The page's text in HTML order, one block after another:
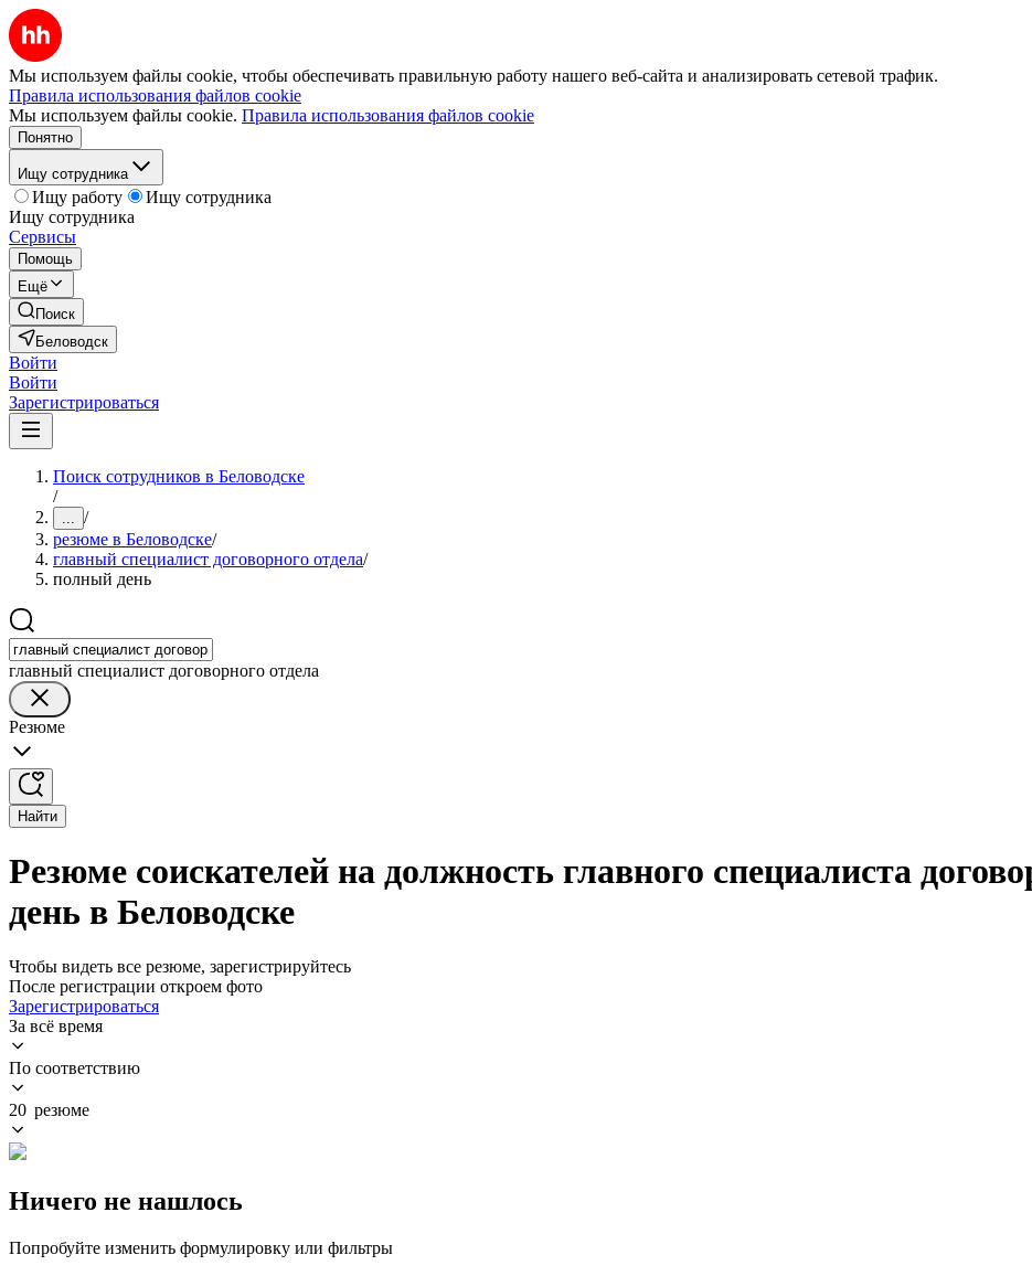
Мы используем файлы cookie, чтобы обеспечивать правильную работу нашего веб-сайта и анализировать сетевой трафик.
Правила использования файлов cookie
Мы используем файлы cookie. Правила использования файлов cookie
Понятно
Ищу сотрудника
Ищу работу
Ищу сотрудника
Ищу сотрудника
Сервисы
Помощь
Ещё
Поиск
Беловодск
Войти
Войти
Зарегистрироваться
Поиск сотрудников в Беловодске
/
... /
резюме в Беловодске/
главный специалист договорного отдела/
полный день
главный специалист договорного отдела
Резюме
Найти
Резюме соискателей на должность главного специалиста
день в Беловодске
Чтобы видеть все резюме, зарегистрируйтесь
После регистрации откроем фото
Зарегистрироваться
За всё время
По соответствию
20 резюме
Ничего не нашлось
Попробуйте изменить формулировку или фильтры